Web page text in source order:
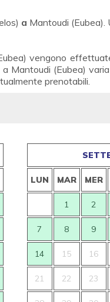
a Mantoudi
vengono
Mantoudi (Eubea)
prenotabili.
LUN MAR MER
1 2
7 8 9
14 15 16
21 22 23